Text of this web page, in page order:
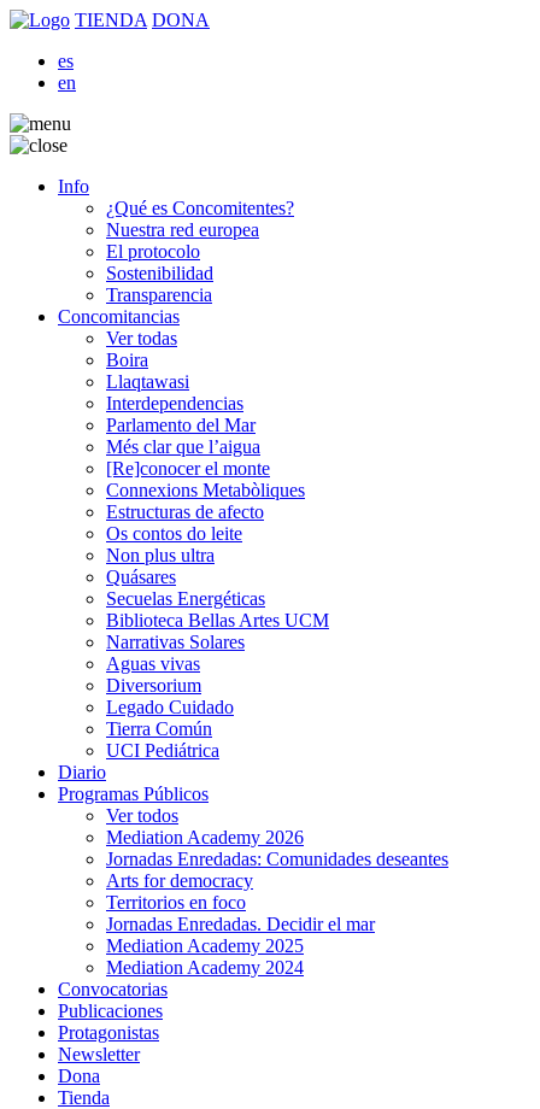
TIENDA DONA
es
en
Info
¿Qué es Concomitentes?
Nuestra red europea
El protocolo
Sostenibilidad
Transparencia
Concomitancias
Ver todas
Boira
Llaqtawasi
Interdependencias
Parlamento del Mar
Més clar que l’aigua
[Re]conocer el monte
Connexions Metabòliques
Estructuras de afecto
Os contos do leite
Non plus ultra
Quásares
Secuelas Energéticas
Biblioteca Bellas Artes UCM
Narrativas Solares
Aguas vivas
Diversorium
Legado Cuidado
Tierra Común
UCI Pediátrica
Diario
Programas Públicos
Ver todos
Mediation Academy 2026
Jornadas Enredadas: Comunidades deseantes
Arts for democracy
Territorios en foco
Jornadas Enredadas. Decidir el mar
Mediation Academy 2025
Mediation Academy 2024
Convocatorias
Publicaciones
Protagonistas
Newsletter
Dona
Tienda